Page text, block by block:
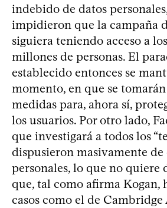
indebido de datos
impidieron que la campaña
siguiera teniendo acceso a
millones de personas. El
establecido entonces se
momento, en que se
medidas para, ahora sí,
los usuarios. Por otro lado,
que investigará a todos los
dispusieron masivamente de
personales, lo que no quiere
que, tal como afirma Kogan,
casos como el de